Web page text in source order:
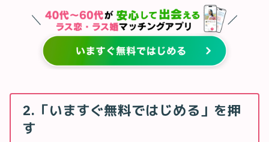
2.「いますぐ無料ではじめる」を押
す